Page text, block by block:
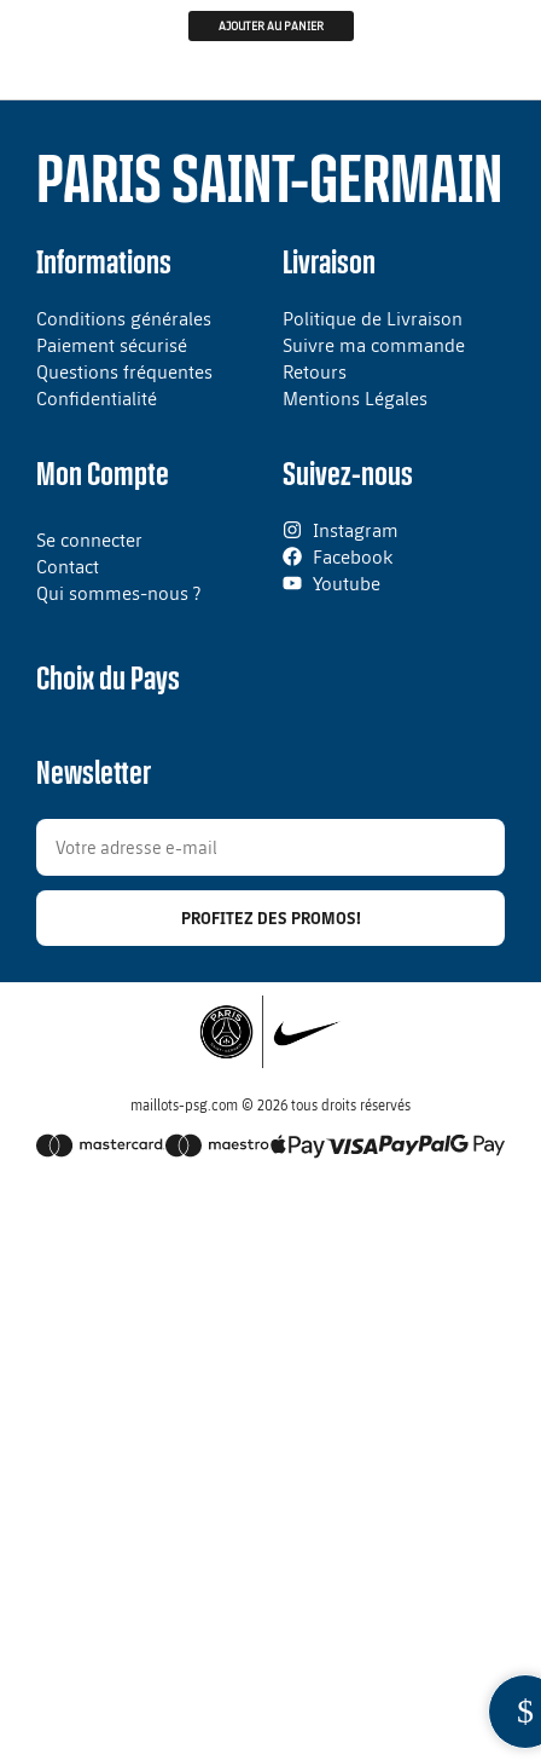
AJOUTER AU PANIER
PARIS SAINT-GERMAIN
Informations
Conditions générales
Paiement sécurisé
Questions fréquentes
Confidentialité
Livraison
Politique de Livraison
Suivre ma commande
Retours
Mentions Légales
Mon Compte
Se connecter
Contact
Qui sommes-nous ?
Suivez-nous
Instagram
Facebook
Youtube
Choix du Pays
Newsletter
PROFITEZ DES PROMOS!
maillots-psg.com © 2026 tous droits réservés